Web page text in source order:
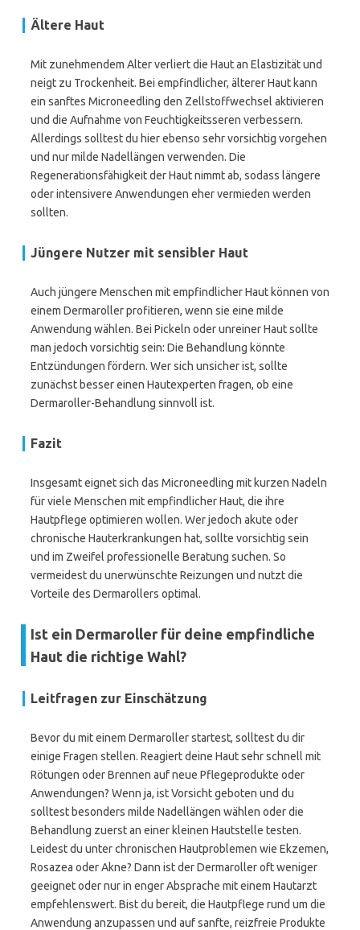
Ältere Haut
Mit zunehmendem Alter verliert die Haut an Elastizität und
neigt zu Trockenheit. Bei empfindlicher, älterer Haut kann
ein sanftes Microneedling den Zellstoffwechsel aktivieren
und die Aufnahme von Feuchtigkeitsseren verbessern.
Allerdings solltest du hier ebenso sehr vorsichtig vorgehen
und nur milde Nadellängen verwenden. Die
Regenerationsfähigkeit der Haut nimmt ab, sodass längere
oder intensivere Anwendungen eher vermieden werden
sollten.
Jüngere Nutzer mit sensibler Haut
Auch jüngere Menschen mit empfindlicher Haut können von
einem Dermaroller profitieren, wenn sie eine milde
Anwendung wählen. Bei Pickeln oder unreiner Haut sollte
man jedoch vorsichtig sein: Die Behandlung könnte
Entzündungen fördern. Wer sich unsicher ist, sollte
zunächst besser einen Hautexperten fragen, ob eine
Dermaroller-Behandlung sinnvoll ist.
Fazit
Insgesamt eignet sich das Microneedling mit kurzen Nadeln
für viele Menschen mit empfindlicher Haut, die ihre
Hautpflege optimieren wollen. Wer jedoch akute oder
chronische Hauterkrankungen hat, sollte vorsichtig sein
und im Zweifel professionelle Beratung suchen. So
vermeidest du unerwünschte Reizungen und nutzt die
Vorteile des Dermarollers optimal.
Ist ein Dermaroller für deine empfindliche
Haut die richtige Wahl?
Leitfragen zur Einschätzung
Bevor du mit einem Dermaroller startest, solltest du dir
einige Fragen stellen. Reagiert deine Haut sehr schnell mit
Rötungen oder Brennen auf neue Pflegeprodukte oder
Anwendungen? Wenn ja, ist Vorsicht geboten und du
solltest besonders milde Nadellängen wählen oder die
Behandlung zuerst an einer kleinen Hautstelle testen.
Leidest du unter chronischen Hautproblemen wie Ekzemen,
Rosazea oder Akne? Dann ist der Dermaroller oft weniger
geeignet oder nur in enger Absprache mit einem Hautarzt
empfehlenswert. Bist du bereit, die Hautpflege rund um die
Anwendung anzupassen und auf sanfte, reizfreie Produkte